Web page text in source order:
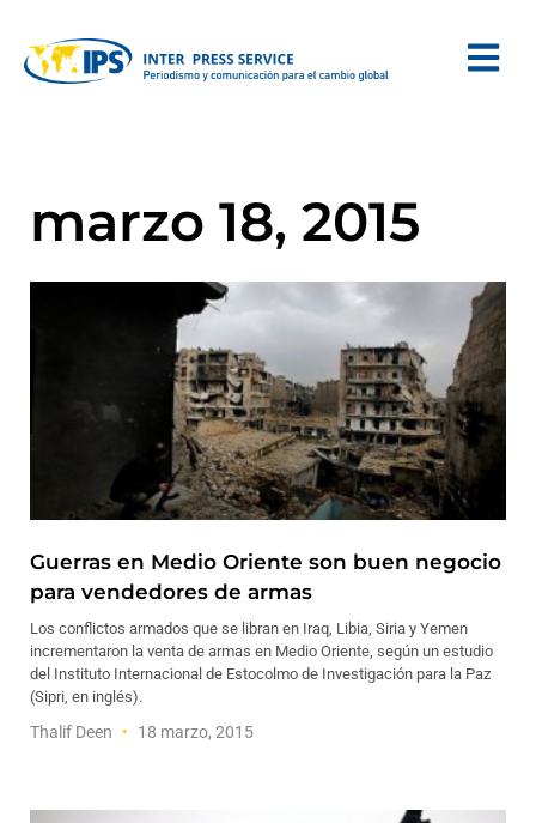
marzo 18, 2015
Guerras en Medio Oriente son buen negocio
para vendedores de armas
Los conflictos armados que se libran en Iraq, Libia, Siria y Yemen
incrementaron la venta de armas en Medio Oriente, según un estudio
del Instituto Internacional de Estocolmo de Investigación para la Paz
(Sipri, en inglés).
Thalif Deen 18 marzo, 2015